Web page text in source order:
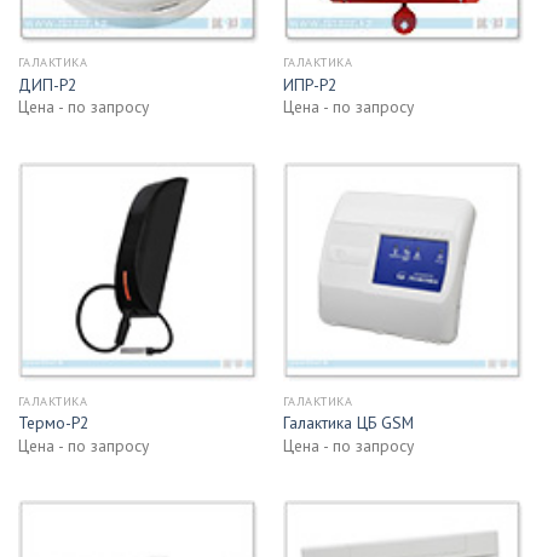
ГАЛАКТИКА
ДИП-Р2
Цена - по запросу
ГАЛАКТИКА
ИПР-Р2
Цена - по запросу
ГАЛАКТИКА
Термо-Р2
Цена - по запросу
ГАЛАКТИКА
Галактика ЦБ GSM
Цена - по запросу